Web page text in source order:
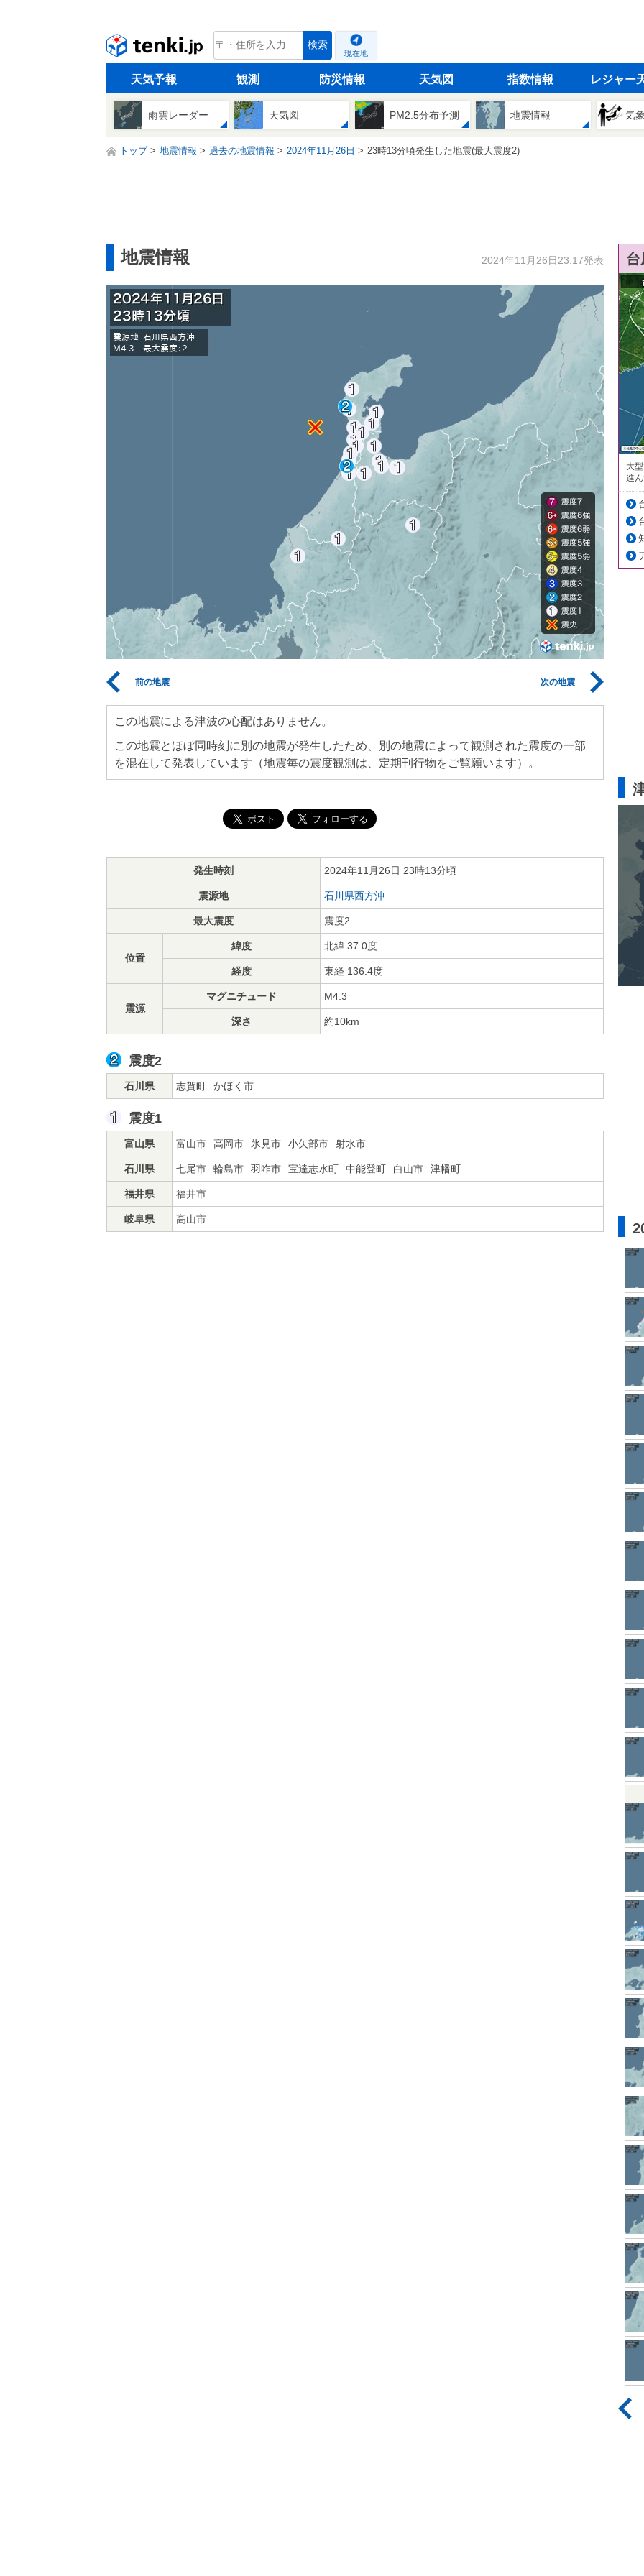
tenki.jp 検索
現在地
天気予報 観測 防災情報 天気図 指数情報 レジャー
雨雲レーダー 天気図 PM2.5分布予測 地震情報 気
トップ 地震情報 過去の地震情報 2024年11月26日 23時13分頃発生した地震(最大震度2)
地震情報 2024年11月26日23:17発表
前の地震 次の地震
この地震による津波の心配はありません。
この地震とほぼ同時刻に別の地震が発生したため、別の地震によって観測された震度の一部
を混在して発表しています（地震毎の震度観測は、定期刊行物をご覧願います）。
発生時刻 2024年11月26日 23時13分頃
震源地 石川県西方沖
最大震度 震度2
位置
緯度 北緯 37.0度
経度 東経 136.4度
震源
マグニチュード M4.3
深さ 約10km
震度2
石川県 志賀町 かほく市
震度1
富山県 富山市 高岡市 氷見市 小矢部市 射水市
石川県 七尾市 輪島市 羽咋市 宝達志水町 中能登町 白山市 津幡町
福井県 福井市
岐阜県 高山市
大
進